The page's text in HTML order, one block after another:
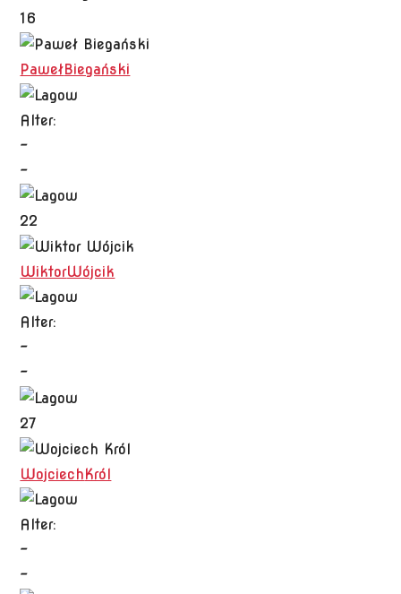
16
PawełBiegański
Alter:
-
-
22
WiktorWójcik
Alter:
-
-
27
WojciechKról
Alter:
-
-